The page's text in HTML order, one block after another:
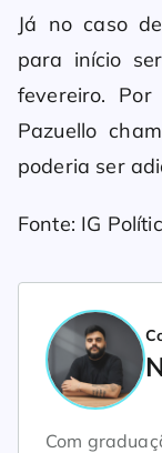
Já no caso
para início
fevereiro.
Pazuello
poderia ser
Fonte: IG
Com